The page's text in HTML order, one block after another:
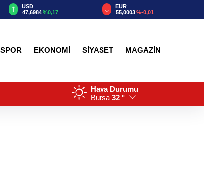
EUR
55,0003 %-0,01
GBP
64,2233 %0,10
SPOR EKONOMİ SİYASET MAGAZİN
Hava Durumu
Bursa 32 °